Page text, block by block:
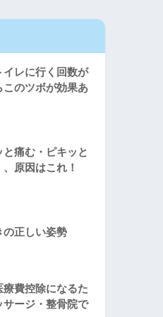
レに行く回数が
このツボが効果あ
と痛む・ピキッと
原因はこれ！
の正しい姿勢
費控除になるた
ージ・整骨院で